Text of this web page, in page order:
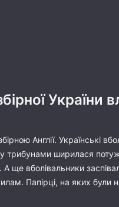
України
Англії. Українські
трибунами ширилася
ще вболівальники
Папірці, на яких були